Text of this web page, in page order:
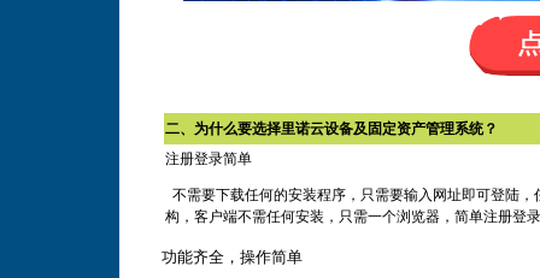
二、
为什么要选择里诺云设备及固定资产管理系统？
注册登录简单
不需要下载任何的安装程序，只需要输入网址即可登陆
构，客户端不需任何安装，只需一个浏览器，简单注册登
功能齐全，操作简单